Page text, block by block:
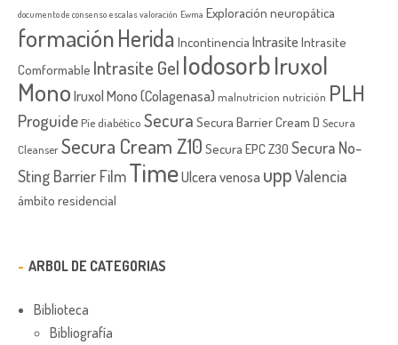
documento de consenso escalas valoración Ewma Exploración neuropática
formaciónHerida Incontinencia Intrasite Intrasite
Comformable Intrasite Gel IodosorbIruxol
MonoIruxol Mono (Colagenasa) malnutricion nutrición PLH
Proguide Píe diabético Secura Secura Barrier Cream D Secura
CleanserSecura Cream Z10 Secura EPC Z30 Secura No-
Sting Barrier FilmTimeUlcera venosa uppValencia
ámbito residencial
ARBOL DE CATEGORIAS
Biblioteca
Bibliografía